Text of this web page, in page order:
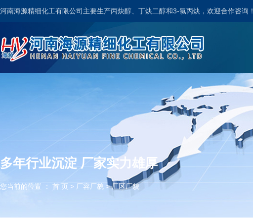
河南海源精细化工有限公司主要生产丙炔醇、丁炔二醇和3-氯丙炔，欢迎合作咨询！
多年行业沉淀 厂家实力雄厚
您当前的位置 ： 首 页 > 厂容厂貌 >厂区厂貌